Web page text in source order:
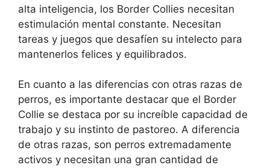
alta inteligencia, los Border Collies necesitan
estimulación mental constante. Necesitan
tareas y juegos que desafíen su intelecto para
mantenerlos felices y equilibrados.
En cuanto a las diferencias con otras razas de
perros, es importante destacar que el Border
Collie se destaca por su increíble capacidad de
trabajo y su instinto de pastoreo. A diferencia
de otras razas, son perros extremadamente
activos y necesitan una gran cantidad de